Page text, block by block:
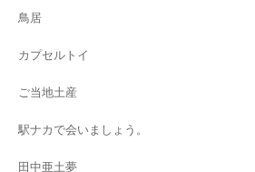
鳥居
カプセルトイ
ご当地土産
駅ナカで会いましょう。
田中亜土夢